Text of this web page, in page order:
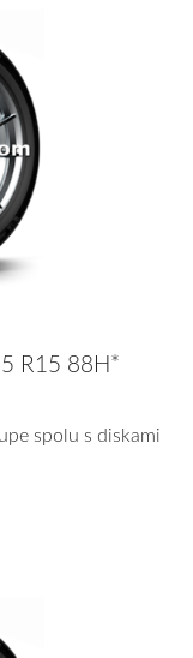
R15 88H*
spolu s diskami